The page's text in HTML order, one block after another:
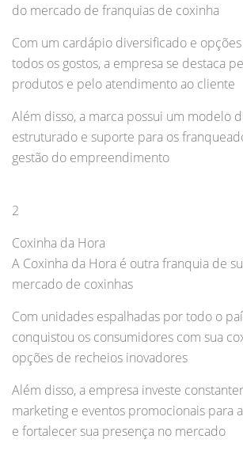
do mercado de franquias de coxinha
Com um cardápio diversificado e
todos os gostos, a empresa se destaca
produtos e pelo atendimento ao cliente
Além disso, a marca possui um modelo
estruturado e suporte para os
gestão do empreendimento
2
Coxinha da Hora
A Coxinha da Hora é outra franquia de
mercado de coxinhas
Com unidades espalhadas por todo o
conquistou os consumidores com sua
opções de recheios inovadores
Além disso, a empresa investe
marketing e eventos promocionais para
e fortalecer sua presença no mercado